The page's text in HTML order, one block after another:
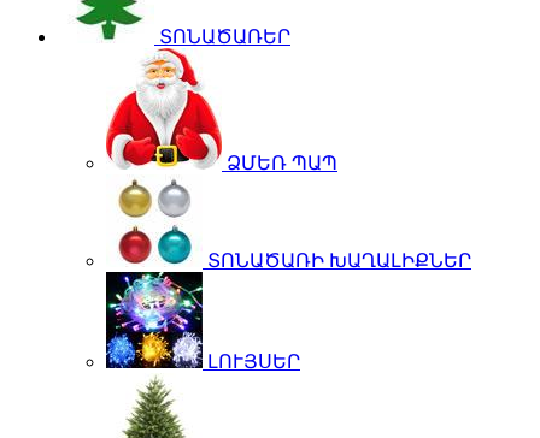
ՏՈՆԱԾԱՌԵՐ
ՁՄԵՌ ՊԱՊ
ՏՈՆԱԾԱՌԻ ԽԱՂԱԼԻՔՆԵՐ
ԼՈՒՅՍԵՐ